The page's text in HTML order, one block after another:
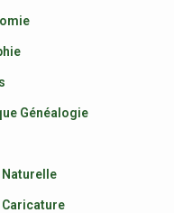
Généalogie
Caricature